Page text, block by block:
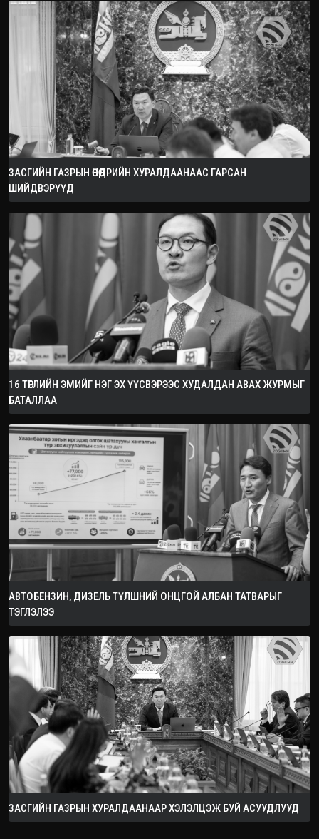
ЗАСГИЙН ГАЗРЫН ӨНӨӨДРИЙН ХУРАЛДААНААС ГАРСАН
ШИЙДВЭРҮҮД
16 ТӨРЛИЙН ЭМИЙГ НЭГ ЭХ ҮҮСВЭРЭЭС ХУДАЛДАН АВАХ ЖУРМЫГ
БАТАЛЛАА
АВТОБЕНЗИН, ДИЗЕЛЬ ТҮЛШНИЙ ОНЦГОЙ АЛБАН ТАТВАРЫГ
ТЭГЛЭЛЭЭ
ЗАСГИЙН ГАЗРЫН ХУРАЛДААНААР ХЭЛЭЛЦЭЖ БУЙ АСУУДЛУУД